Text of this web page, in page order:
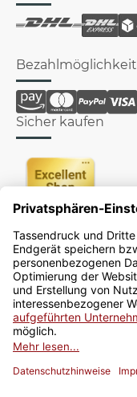
Bezahlmöglichkeit
Sicher kaufen
Newsletter